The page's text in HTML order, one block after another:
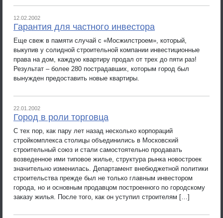
12.02.2002
Гарантия для частного инвестора
Еще свеж в памяти случай с «Мосжилстроем», который,
выкупив у солидной строительной компании инвестиционные
права на дом, каждую квартиру продал от трех до пяти раз!
Результат – более 280 пострадавших, которым город был
вынужден предоставить новые квартиры.
22.01.2002
Город в роли торговца
С тех пор, как пару лет назад несколько корпораций
стройкомплекса столицы объединились в Московский
строительный союз и стали самостоятельно продавать
возведенное ими типовое жилье, структура рынка новостроек
значительно изменилась. Департамент внебюджетной политики
строительства прежде был не только главным инвестором
города, но и основным продавцом построенного по городскому
заказу жилья. После того, как он уступил строителям […]